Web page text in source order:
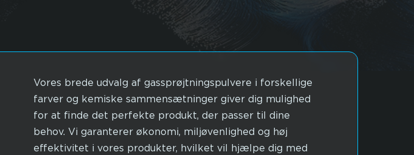
Vores brede udvalg af gassprøjtningspulvere i forskellige
farver og kemiske sammensætninger giver dig mulighed
for at finde det perfekte produkt, der passer til dine
behov. Vi garanterer økonomi, miljøvenlighed og høj
effektivitet i vores produkter, hvilket vil hjælpe dig med